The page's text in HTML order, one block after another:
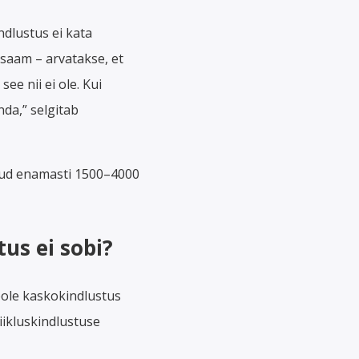
ei kata
– arvatakse, et
nii ei ole. Kui
selgitab
enamasti 1500–4000
ei sobi?
kaskokindlustus